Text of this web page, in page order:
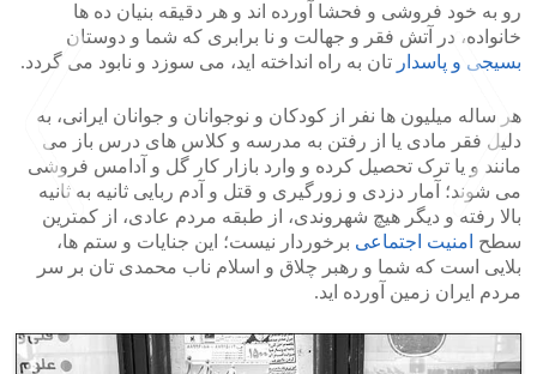
رو به خود فروشی و فحشا آورده اند و هر دقیقه بنیان ده ها
خانواده، در آتش فقر و جهالت و نا برابری که شما و دوستان
بسیجی و پاسدار تان به راه انداخته اید، می سوزد و نابود می گردد.
هر ساله میلیون ها نفر از کودکان و نوجوانان و جوانان ایرانی، به
دلیل فقر مادی یا از رفتن به مدرسه و کلاس های درس باز می
مانند و یا ترک تحصیل کرده و وارد بازار کار گل و آدامس فروشی
می شوند؛ آمار دزدی و زورگیری و قتل و آدم ربایی ثانیه به ثانیه
بالا رفته و دیگر هیچ شهروندی، از طبقه مردم عادی، از کمترین
سطح امنیت اجتماعی برخوردار نیست؛ این جنایات و ستم ها،
بلایی است که شما و رهبر چلاق و اسلام ناب محمدی تان بر سر
مردم ایران زمین آورده اید.
<
>